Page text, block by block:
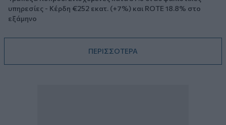
υπηρεσίες - Κέρδη €252 εκατ. (+7%) και ROTE 18.8% στο
εξάμηνο
ΠΕΡΙΣΣΟΤΕΡΑ